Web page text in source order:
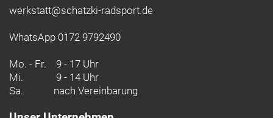
werkstatt@schatzki-radsport.de
WhatsApp 0172 9792490
Mo. - Fr. 9 - 17 Uhr
Mi.
9 - 14 Uhr
Sa.
nach Vereinbarung